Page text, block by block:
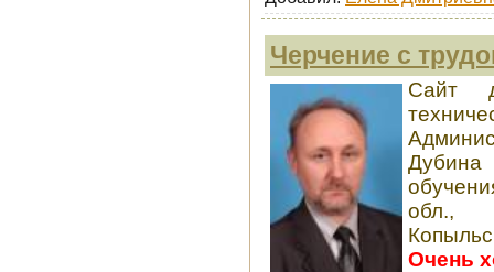
Черчение с
Сайт
Дубина
обл.,
Очень